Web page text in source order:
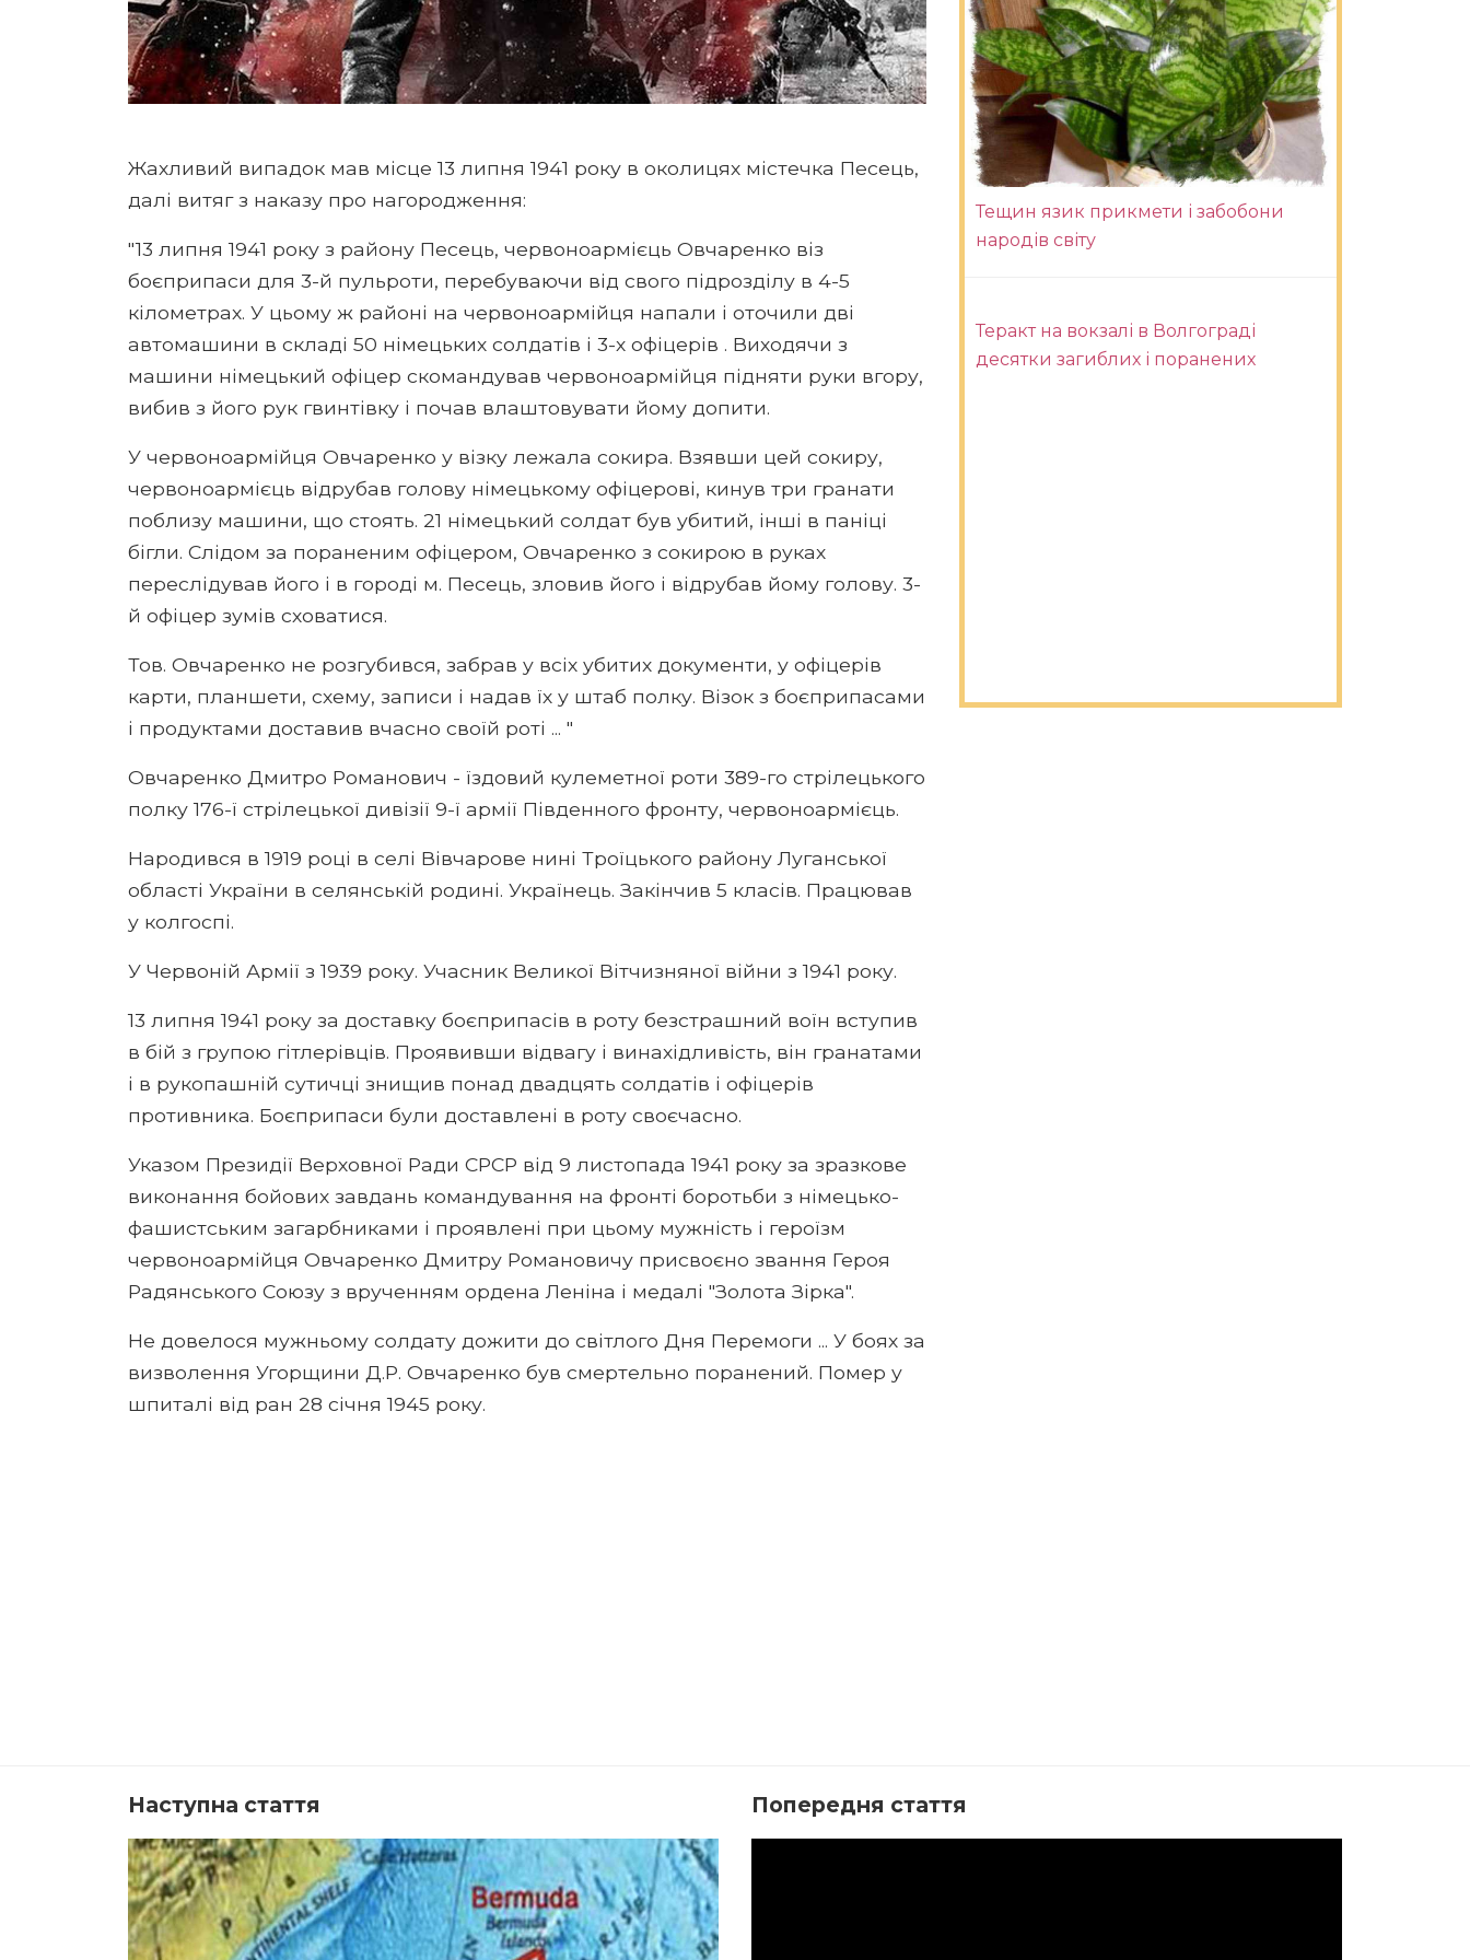
Жахливий випадок мав місце 13 липня 1941 року в околицях містечка Песець,
далі витяг з наказу про нагородження:
"13 липня 1941 року з району Песець, червоноармієць Овчаренко віз
боєприпаси для 3-й пульроти, перебуваючи від свого підрозділу в 4-5
кілометрах. У цьому ж районі на червоноармійця напали і оточили дві
автомашини в складі 50 німецьких солдатів і 3-х офіцерів . Виходячи з
машини німецький офіцер скомандував червоноармійця підняти руки вгору,
вибив з його рук гвинтівку і почав влаштовувати йому допити.
У червоноармійця Овчаренко у візку лежала сокира. Взявши цей сокиру,
червоноармієць відрубав голову німецькому офіцерові, кинув три гранати
поблизу машини, що стоять. 21 німецький солдат був убитий, інші в паніці
бігли. Слідом за пораненим офіцером, Овчаренко з сокирою в руках
переслідував його і в городі м. Песець, зловив його і відрубав йому голову. 3-
й офіцер зумів сховатися.
Тов. Овчаренко не розгубився, забрав у всіх убитих документи, у офіцерів
карти, планшети, схему, записи і надав їх у штаб полку. Візок з боєприпасами
і продуктами доставив вчасно своїй роті ... "
Овчаренко Дмитро Романович - їздовий кулеметної роти 389-го стрілецького
полку 176-ї стрілецької дивізії 9-ї армії Південного фронту, червоноармієць.
Народився в 1919 році в селі Вівчарове нині Троїцького району Луганської
області України в селянській родині. Українець. Закінчив 5 класів. Працював
у колгоспі.
У Червоній Армії з 1939 року. Учасник Великої Вітчизняної війни з 1941 року.
13 липня 1941 року за доставку боєприпасів в роту безстрашний воїн вступив
в бій з групою гітлерівців. Проявивши відвагу і винахідливість, він гранатами
і в рукопашній сутичці знищив понад двадцять солдатів і офіцерів
противника. Боєприпаси були доставлені в роту своєчасно.
Указом Президії Верховної Ради СРСР від 9 листопада 1941 року за зразкове
виконання бойових завдань командування на фронті боротьби з німецько-
фашистським загарбниками і проявлені при цьому мужність і героїзм
червоноармійця Овчаренко Дмитру Романовичу присвоєно звання Героя
Радянського Союзу з врученням ордена Леніна і медалі "Золота Зірка".
Не довелося мужньому солдату дожити до світлого Дня Перемоги ... У боях за
визволення Угорщини Д.Р. Овчаренко був смертельно поранений. Помер у
шпиталі від ран 28 січня 1945 року.
Тещин язик прикмети і забобони
народів світу
Теракт на вокзалі в Волгограді
десятки загиблих і поранених
Наступна стаття Попередня стаття